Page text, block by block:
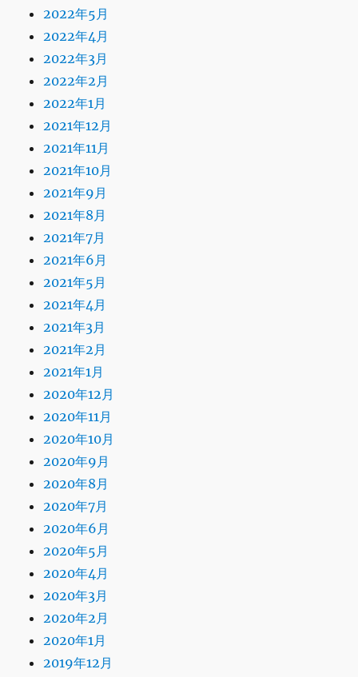
2022年5月
2022年4月
2022年3月
2022年2月
2022年1月
2021年12月
2021年11月
2021年10月
2021年9月
2021年8月
2021年7月
2021年6月
2021年5月
2021年4月
2021年3月
2021年2月
2021年1月
2020年12月
2020年11月
2020年10月
2020年9月
2020年8月
2020年7月
2020年6月
2020年5月
2020年4月
2020年3月
2020年2月
2020年1月
2019年12月